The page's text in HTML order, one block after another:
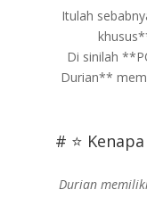
Itulah
Di sinilah
Durian**
# ⭐
Durian